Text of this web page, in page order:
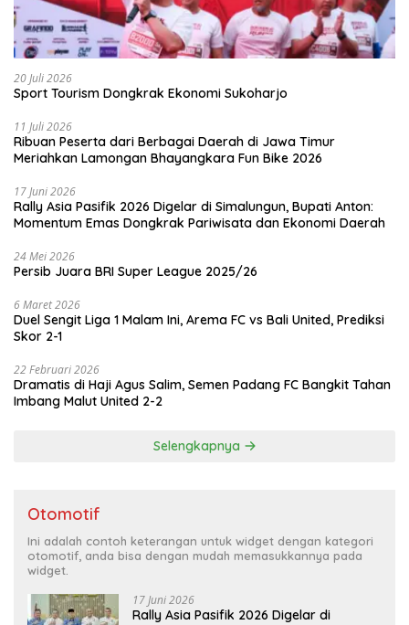
20 Juli 2026
Sport Tourism Dongkrak Ekonomi Sukoharjo
11 Juli 2026
Ribuan Peserta dari Berbagai Daerah di Jawa Timur
Meriahkan Lamongan Bhayangkara Fun Bike 2026
17 Juni 2026
Rally Asia Pasifik 2026 Digelar di Simalungun, Bupati Anton:
Momentum Emas Dongkrak Pariwisata dan Ekonomi Daerah
24 Mei 2026
Persib Juara BRI Super League 2025/26
6 Maret 2026
Duel Sengit Liga 1 Malam Ini, Arema FC vs Bali United, Prediksi
Skor 2-1
22 Februari 2026
Dramatis di Haji Agus Salim, Semen Padang FC Bangkit Tahan
Imbang Malut United 2-2
Selengkapnya
Otomotif
Ini adalah contoh keterangan untuk widget dengan kategori
otomotif, anda bisa dengan mudah memasukkannya pada
widget.
17 Juni 2026
Rally Asia Pasifik 2026 Digelar di